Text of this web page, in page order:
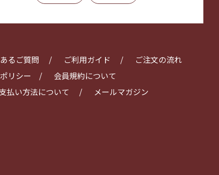
るご質問 ご利用ガイド
ご注文の流れ
リシー
会員規約について
払い方法について メールマガジン